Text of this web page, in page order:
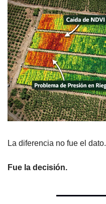
La diferencia no fue el dato.
Fue la decisión.